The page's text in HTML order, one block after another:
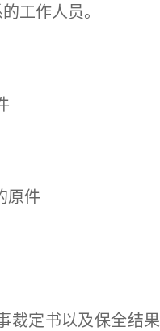
工作人员。
件
定书以及保全结果